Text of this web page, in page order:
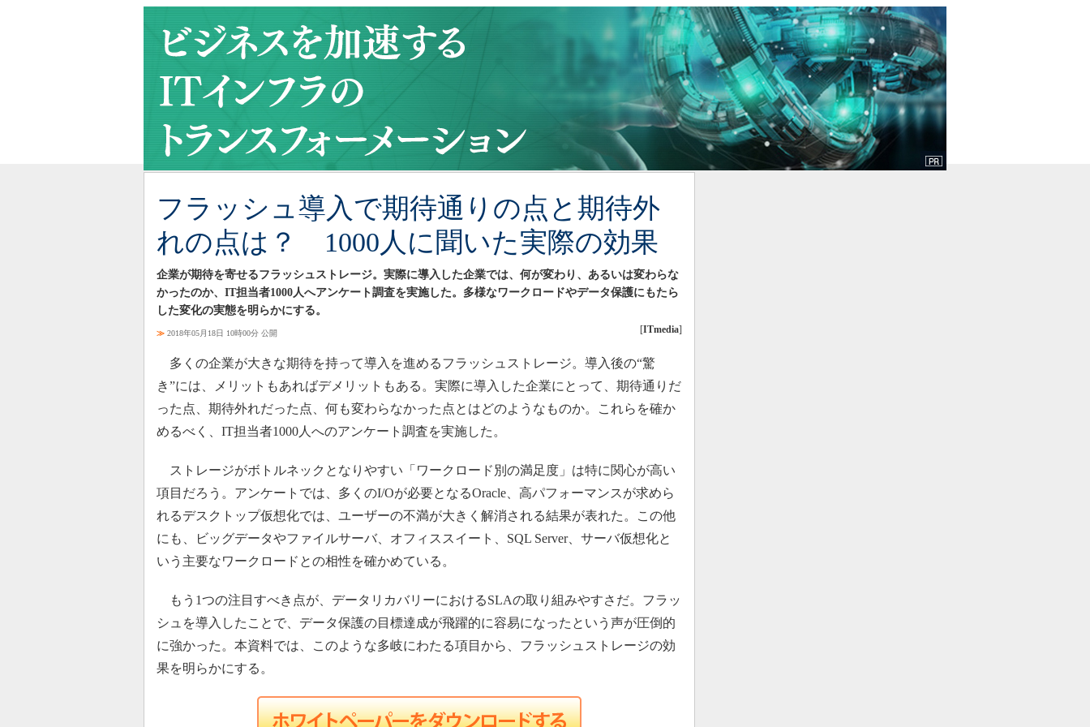
フラッシュ導入で期待通りの点と期待外
れの点は？ 1000人に聞いた実際の効果
企業が期待を寄せるフラッシュストレージ。実際に導入した企業では、何が変わり、あるいは変わらな
かったのか、IT担当者1000人へアンケート調査を実施した。多様なワークロードやデータ保護にもたら
した変化の実態を明らかにする。
≫ 2018年05月18日 10時00分 公開 [ITmedia]
多くの企業が大きな期待を持って導入を進めるフラッシュストレージ。導入後の“驚
き”には、メリットもあればデメリットもある。実際に導入した企業にとって、期待通りだ
った点、期待外れだった点、何も変わらなかった点とはどのようなものか。これらを確か
めるべく、IT担当者1000人へのアンケート調査を実施した。
ストレージがボトルネックとなりやすい「ワークロード別の満足度」は特に関心が高い
項目だろう。アンケートでは、多くのI/Oが必要となるOracle、高パフォーマンスが求めら
れるデスクトップ仮想化では、ユーザーの不満が大きく解消される結果が表れた。この他
にも、ビッグデータやファイルサーバ、オフィススイート、SQL Server、サーバ仮想化と
いう主要なワークロードとの相性を確かめている。
もう1つの注目すべき点が、データリカバリーにおけるSLAの取り組みやすさだ。フラッ
シュを導入したことで、データ保護の目標達成が飛躍的に容易になったという声が圧倒的
に強かった。本資料では、このような多岐にわたる項目から、フラッシュストレージの効
果を明らかにする。